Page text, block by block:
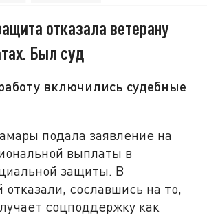
отказала ветерану
Был суд
включились судебные
подала заявление на
выплаты в
защиты. В
сославшись на то,
соцподдержку как